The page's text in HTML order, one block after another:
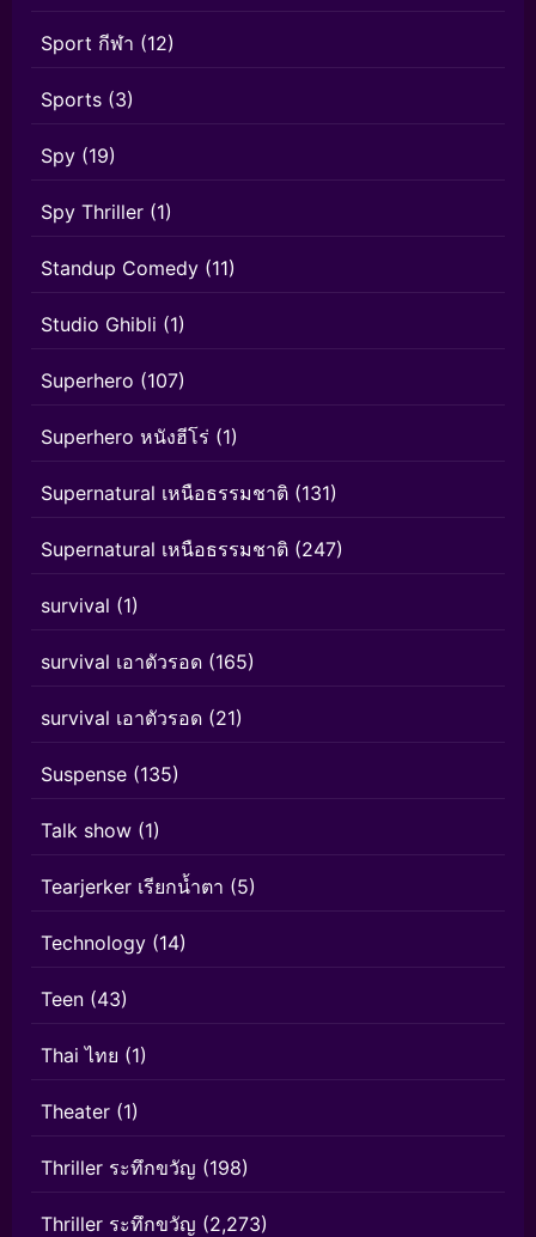
Sport กีฬา (12)
Sports (3)
Spy (19)
Spy Thriller (1)
Standup Comedy (11)
Studio Ghibli (1)
Superhero (107)
Superhero หนังฮีโร่ (1)
Supernatural เหนือธรรมชาติ (131)
Supernatural เหนือธรรมชาติ (247)
survival (1)
survival เอาตัวรอด (165)
survival เอาตัวรอด (21)
Suspense (135)
Talk show (1)
Tearjerker เรียกน้ำตา (5)
Technology (14)
Teen (43)
Thai ไทย (1)
Theater (1)
Thriller ระทึกขวัญ (198)
Thriller ระทึกขวัญ (2,273)